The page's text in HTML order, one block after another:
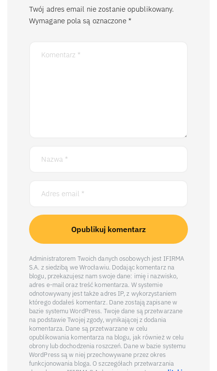
Twój adres email nie zostanie opublikowany.
Wymagane pola są oznaczone *
Administratorem Twoich danych osobowych jest IFIRMA
S.A. z siedzibą we Wrocławiu. Dodając komentarz na
blogu, przekazujesz nam swoje dane: imię i nazwisko,
adres e-mail oraz treść komentarza. W systemie
odnotowywany jest także adres IP, z wykorzystaniem
którego dodałeś komentarz. Dane zostają zapisane w
bazie systemu WordPress. Twoje dane są przetwarzane
na podstawie Twojej zgody, wynikającej z dodania
komentarza. Dane są przetwarzane w celu
opublikowania komentarza na blogu, jak również w celu
obrony lub dochodzenia roszczeń. Dane w bazie systemu
WordPress są w niej przechowywane przez okres
funkcjonowania bloga. O szczegółach przetwarzania